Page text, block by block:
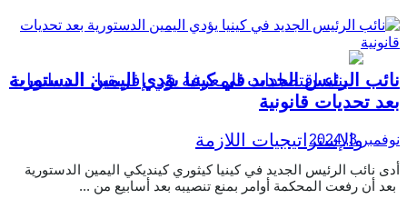
نائب الرئيس الجديد في كينيا يؤدي اليمين الدستورية
بعد تحديات قانونية
نوفمبر 3, 2024
أدى نائب الرئيس الجديد في كينيا كيثوري كينديكي اليمين الدستورية
بعد أن رفعت المحكمة أوامر بمنع تنصيبه بعد أسابيع من ...